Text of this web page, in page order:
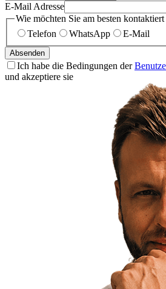
E-Mail Adresse
Wie möchten Sie am besten
Telefon
WhatsApp E-Mail
Absenden
Ich habe die Bedingungen der
und akzeptiere sie